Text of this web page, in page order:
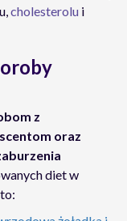
cholesterolu i
z
oraz
diet w